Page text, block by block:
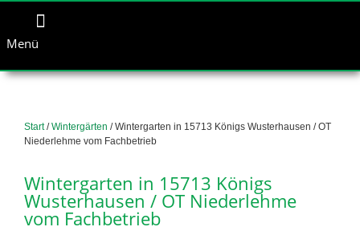
Menü
Start/Wintergärten / Wintergarten in 15713 Königs Wusterhausen / OT
Niederlehme vom Fachbetrieb
Wintergarten in 15713 Königs
Wusterhausen / OT Niederlehme
vom Fachbetrieb